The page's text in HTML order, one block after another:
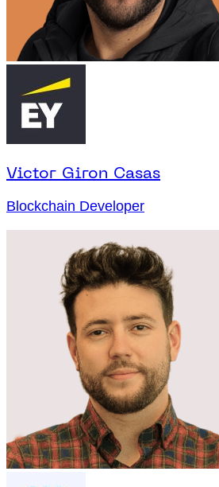
Victor Giron Casas
Blockchain Developer